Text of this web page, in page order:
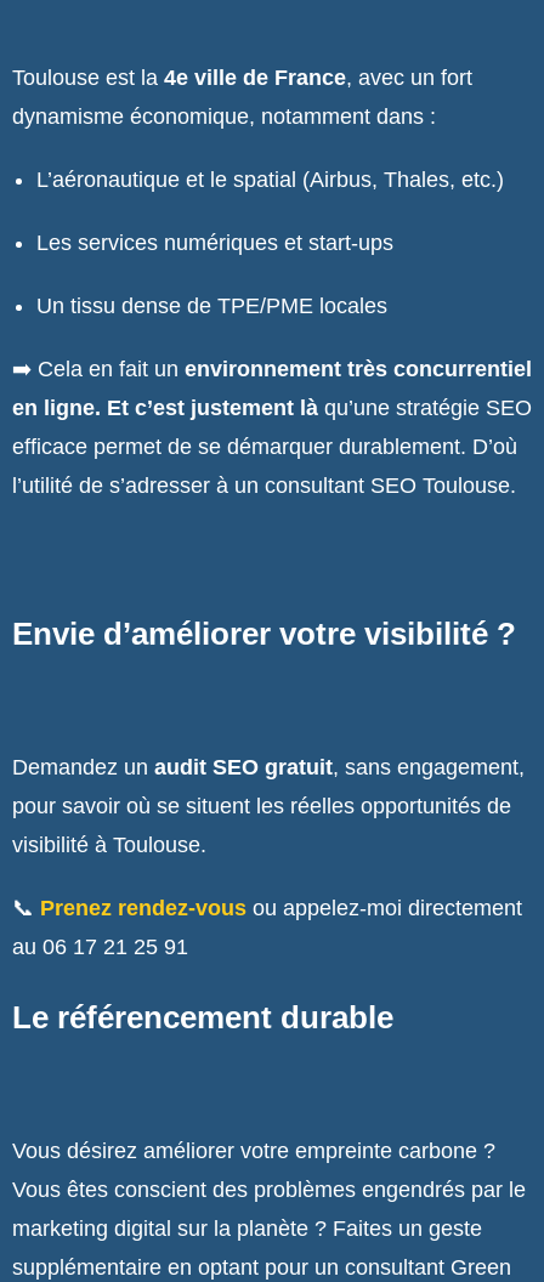
Toulouse est la 4e ville de France, avec un fort
dynamisme économique, notamment dans :
L’aéronautique et le spatial (Airbus, Thales, etc.)
Les services numériques et start-ups
Un tissu dense de TPE/PME locales
➡️ Cela en fait un environnement très concurrentiel
en ligne. Et c’est justement là qu’une stratégie SEO
efficace permet de se démarquer durablement. D’où
l’utilité de s’adresser à un consultant SEO Toulouse.
Envie d’améliorer votre visibilité ?
Demandez un audit SEO gratuit, sans engagement,
pour savoir où se situent les réelles opportunités de
visibilité à Toulouse.
📞 Prenez rendez-vous ou appelez-moi directement
au 06 17 21 25 91
Le référencement durable
Vous désirez améliorer votre empreinte carbone ?
Vous êtes conscient des problèmes engendrés par le
marketing digital sur la planète ? Faites un geste
supplémentaire en optant pour un consultant Green